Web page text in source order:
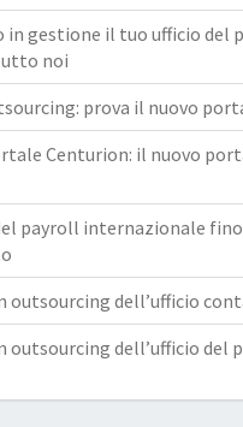
in gestione il tuo ufficio del
noi
prova il nuovo
Centurion: il nuovo
payroll internazionale
outsourcing dell’ufficio
outsourcing dell’ufficio del